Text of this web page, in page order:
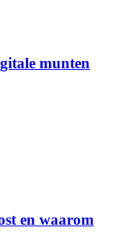
munten
en waarom